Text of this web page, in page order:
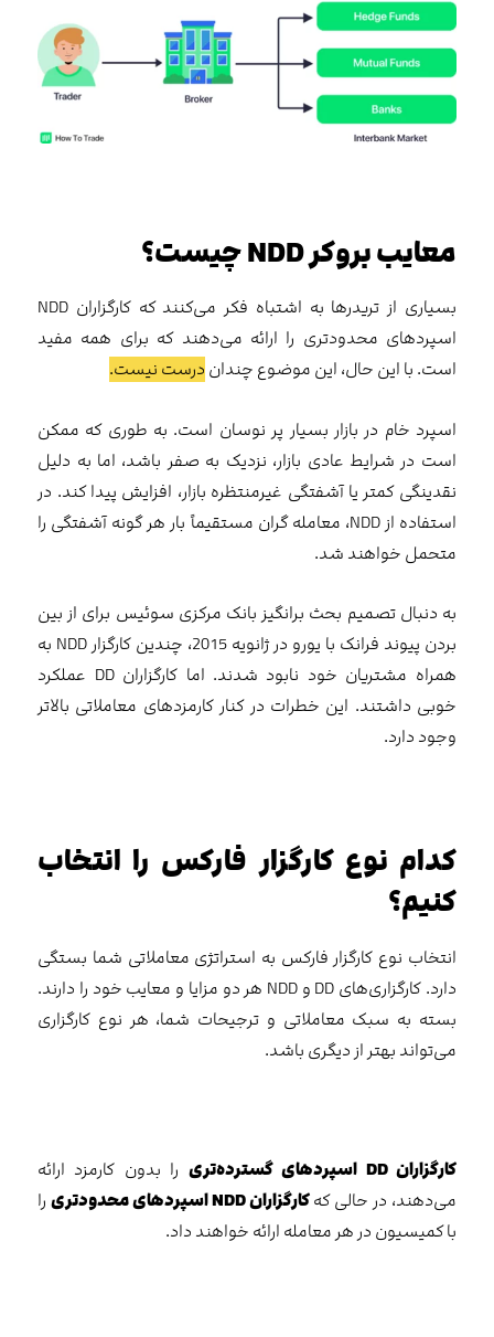
معایب بروکرNDDچیست؟
بسیاری از تریدرها به اشتباه فکر می‌کنند که کارگزاران NDD
اسپردهای محدودتری را ارائه می‌دهند که برای همه مفید
است. با این حال، این موضوع چندان درست نیست.
اسپرد خام در بازار بسیار پر نوسان است. به طوری که ممکن
است در شرایط عادی بازار، نزدیک به صفر باشد، اما به دلیل
نقدینگی کمتر یا آشفتگی غیرمنتظره بازار، افزایش پیدا کند. در
استفاده از NDD، معامله گران مستقیماً بار هر گونه آشفتگی را
متحمل خواهند شد.
به دنبال تصمیم بحث برانگیز بانک مرکزی سوئیس برای از بین
بردن پیوند فرانک با یورو در ژانویه 2015، چندین کارگزار NDD به
همراه مشتریان خود نابود شدند. اما کارگزاران DD عملکرد
خوبی داشتند. این خطرات در کنار کارمزدهای معاملاتی بالاتر
وجود دارد.
کدام نوع کارگزار فارکس را انتخاب
کنیم؟
انتخاب نوع کارگزار فارکس به استراتژی معاملاتی شما بستگی
دارد. کارگزاری‌های DD و NDD هر دو مزایا و معایب خود را دارند.
بسته به سبک معاملاتی و ترجیحات شما، هر نوع کارگزاری
می‌تواند بهتر از دیگری باشد.
کارگزارانDD اسپردهای گسترده‌تری را بدون کارمزد ارائه
می‌دهند، در حالی کهکارگزارانNDDاسپردهای محدودتری را
با کمیسیون در هر معامله ارائه خواهند داد.